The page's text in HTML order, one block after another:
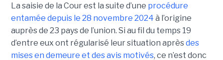
La saisie de la Cour est la suite d’une procédure
entamée depuis le 28 novembre 2024 à l’origine
auprès de 23 pays de l’union. Si au fil du temps 19
d’entre eux ont régularisé leur situation aprèsdes
mises en demeure et des avis motivés, ce n’est donc